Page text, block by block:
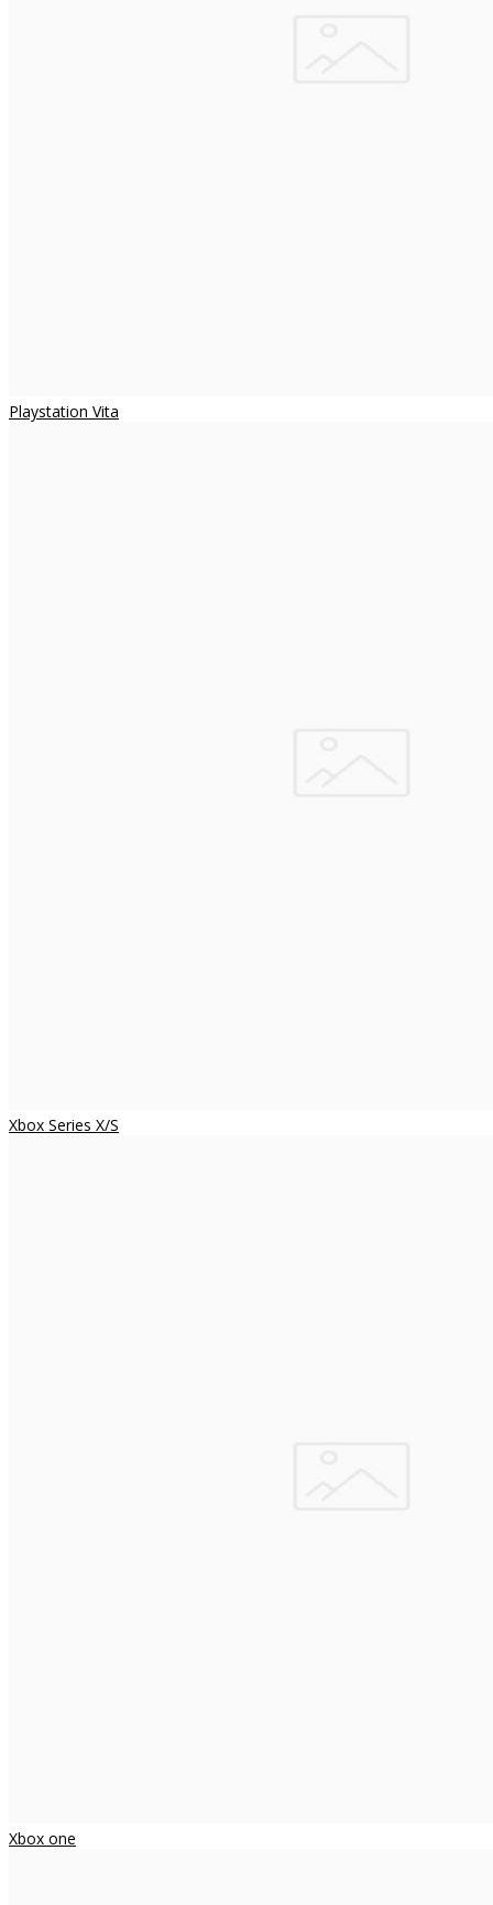
Playstation Vita
Xbox Series X/S
Xbox one